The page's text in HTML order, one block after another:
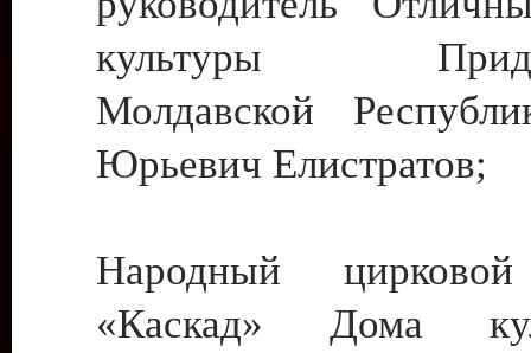
культуры
Молдавской
Юрьевич Елистратов;
Народный цирковой
«Каскад» Дома